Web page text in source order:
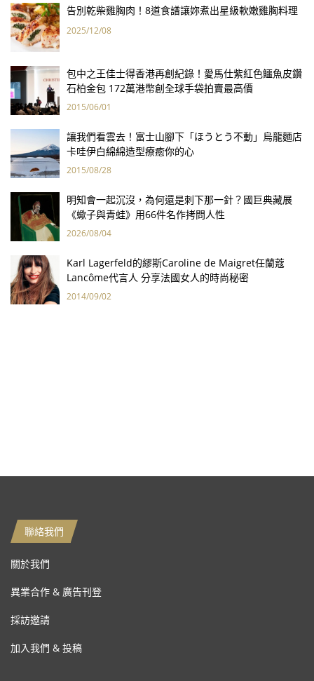
告別乾柴雞胸肉！8道食譜讓妳煮出星級軟嫩雞胸料理
2025/12/08
包中之王佳士得香港再創紀錄！愛馬仕紫紅色鱷魚皮鑽
石柏金包 172萬港幣創全球手袋拍賣最高價
2015/06/01
讓我們看雲去！富士山腳下「ほうとう不動」烏龍麵店
卡哇伊白綿綿造型療癒你的心
2015/08/28
明知會一起沉沒，為何還是刺下那一針？國巨典藏展
《蠍子與青蛙》用66件名作拷問人性
2026/08/04
Karl Lagerfeld的繆斯Caroline de Maigret任蘭蔻
Lancôme代言人 分享法國女人的時尚秘密
2014/09/02
聯絡我們
關於我們
異業合作 & 廣告刊登
採訪邀請
加入我們 & 投稿